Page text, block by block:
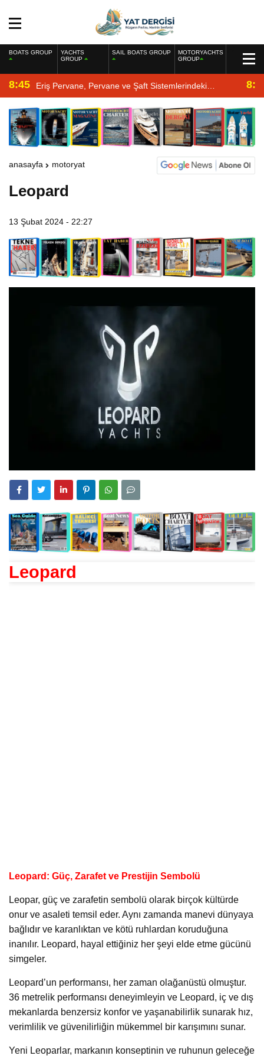
BOATS GROUP
YACHTS
GROUP
SAIL BOATS GROUP
MOTORYACHTS
GROUP
8:45 Eriş Pervane, Pervane ve Şaft Sistemlerindeki
Uzmanlığıyla Yat Dergisi’nde
anasayfa motoryat
Leopard
13 Şubat 2024 - 22:27
Leopard
Leopard: Güç, Zarafet ve Prestijin Sembolü
Leopar, güç ve zarafetin sembolü olarak birçok kültürde
onur ve asaleti temsil eder. Aynı zamanda manevi dünyaya
bağlıdır ve karanlıktan ve kötü ruhlardan koruduğuna
inanılır. Leopard, hayal ettiğiniz her şeyi elde etme gücünü
simgeler.
Leopard’un performansı, her zaman olağanüstü olmuştur.
36 metrelik performansı deneyimleyin ve Leopard, iç ve dış
mekanlarda benzersiz konfor ve yaşanabilirlik sunarak hız,
verimlilik ve güvenilirliğin mükemmel bir karışımını sunar.
Yeni Leoparlar, markanın konseptinin ve ruhunun geleceğe